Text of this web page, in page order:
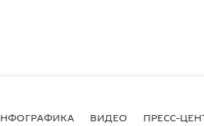
ВИДЕО ПРЕСС-